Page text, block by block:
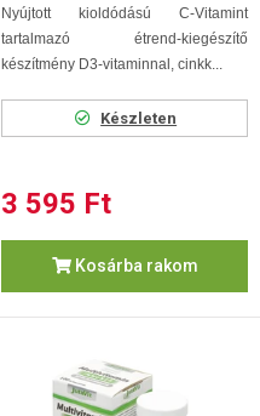
Nyújtott kioldódású C-Vitamint
tartalmazó étrend-kiegészítő
készítmény D3-vitaminnal, cinkk...
Készleten
3 595 Ft
Kosárba rakom